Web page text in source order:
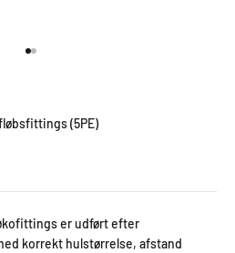
(5PE)
er udført efter
korrekt hulstørrelse, afstand